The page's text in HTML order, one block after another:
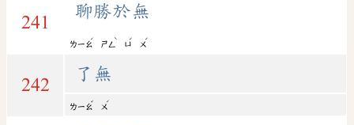
241
聊勝於無
ㄌㄧㄠ
ˊ
ㄕㄥ
ˋ
ㄩ
ˊ
ㄨ
ˊ
242
了無
ㄌㄧㄠ
ˇ
ㄨ
ˊ